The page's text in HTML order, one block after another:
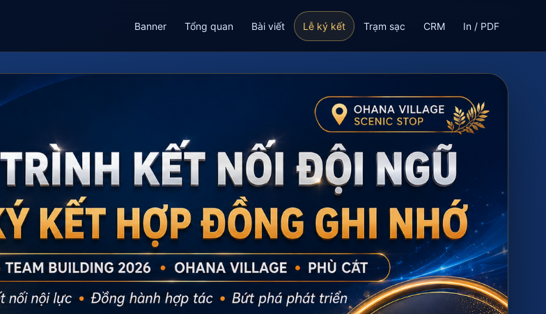
Banner Tổng quan Bài viết Lễ ký kết Trạm sạc CRM In / PDF